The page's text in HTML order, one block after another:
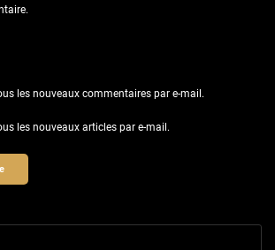
les nouveaux commentaires par e-mail.
les nouveaux articles par e-mail.